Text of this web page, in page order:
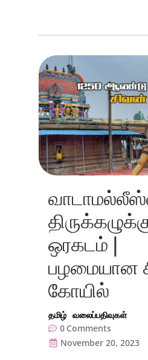
ஒரகடம் |
பழமையான
கோயில்
தமிழ் வலைப்பதிவுகள்
0 Comments
November 20, 2023